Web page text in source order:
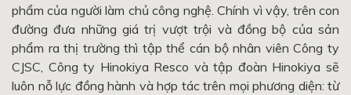
phẩm của người làm chủ công nghệ. Chính vì vậy, trên con
đường đưa những giá trị vượt trội và đồng bộ của sản
phẩm ra thị trường thì tập thể cán bộ nhân viên Công ty
CJSC, Công ty Hinokiya Resco và tập đoàn Hinokiya sẽ
luôn nỗ lực đồng hành và hợp tác trên mọi phương diện: từ